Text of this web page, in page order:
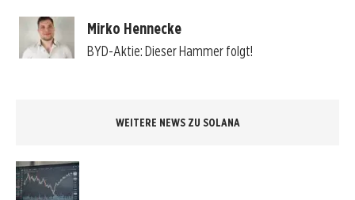
Mirko Hennecke
BYD-Aktie: Dieser Hammer folgt!
WEITERE NEWS ZU SOLANA